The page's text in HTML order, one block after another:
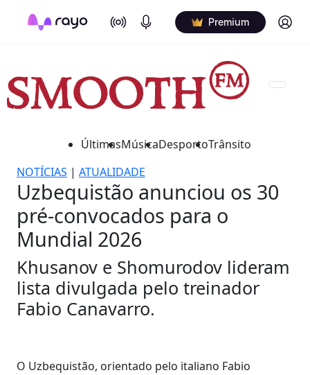
On Air Podcasts Premium Log in
ÚltimasMúsicaDesportoTrânsito
NOTÍCIAS | ATUALIDADE
Uzbequistão anunciou os 30
pré-convocados para o
Mundial 2026
Khusanov e Shomurodov lideram
lista divulgada pelo treinador
Fabio Canavarro.
O Uzbequistão, orientado pelo italiano Fabio